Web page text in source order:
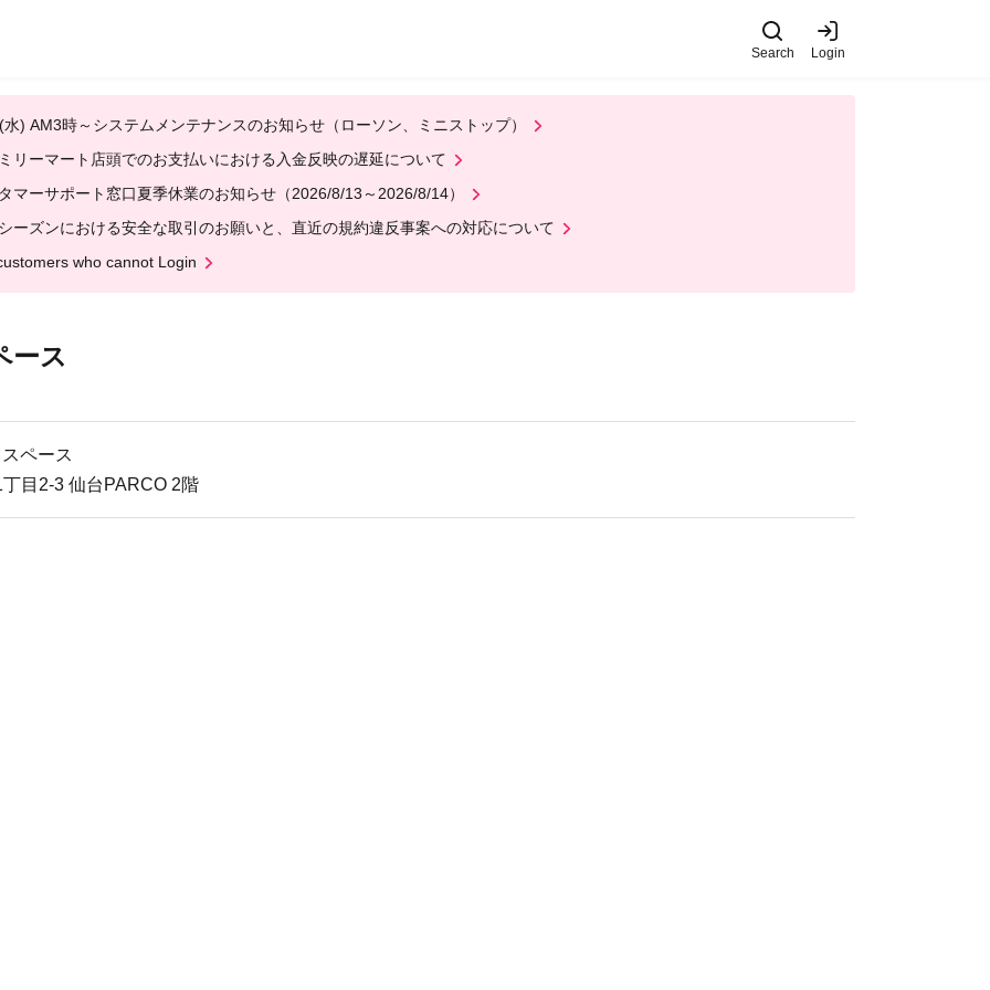
Search Login
) AM3時～システムメンテナンスのお知らせ（ローソン、ミニストップ）
リーマート店頭でのお支払いにおける入金反映の遅延について
マーサポート窓口夏季休業のお知らせ（2026/8/13～2026/8/14）
ーズンにおける安全な取引のお願いと、直近の規約違反事案への対応について
who cannot Login
ース
ペース
目2-3 仙台PARCO 2階